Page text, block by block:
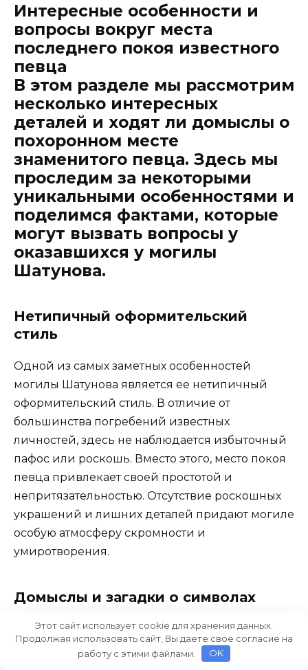
Интересные особенности и
вопросы вокруг места
последнего покоя известного
певца
В этом разделе мы рассмотрим
несколько интересных
деталей и ходят ли домыслы о
похоронном месте
знаменитого певца. Здесь мы
проследим за некоторыми
уникальными особенностями и
поделимся фактами, которые
могут вызвать вопросы у
оказавшихся у могилы
Шатунова.
Нетипичный оформительский
стиль
Одной из самых заметных особенностей
могилы Шатунова является ее нетипичный
оформительский стиль. В отличие от
большинства погребений известных
личностей, здесь не наблюдается избыточный
пафос или роскошь. Вместо этого, место покоя
певца привлекает своей простотой и
непритязательностью. Отсутствие роскошных
украшений и лишних деталей придают могиле
особую атмосферу скромности и
умиротворения.
Домыслы и загадки о символах
Есть много домыслов и загадок о символах,
расположенных на могиле Шатунова.
Некоторые говорят, что они имеют глубокий
Этот сайт использует cookie для хранения данных.
Продолжая использовать сайт, Вы даете свое согласие на
работу с этими файлами.
OK